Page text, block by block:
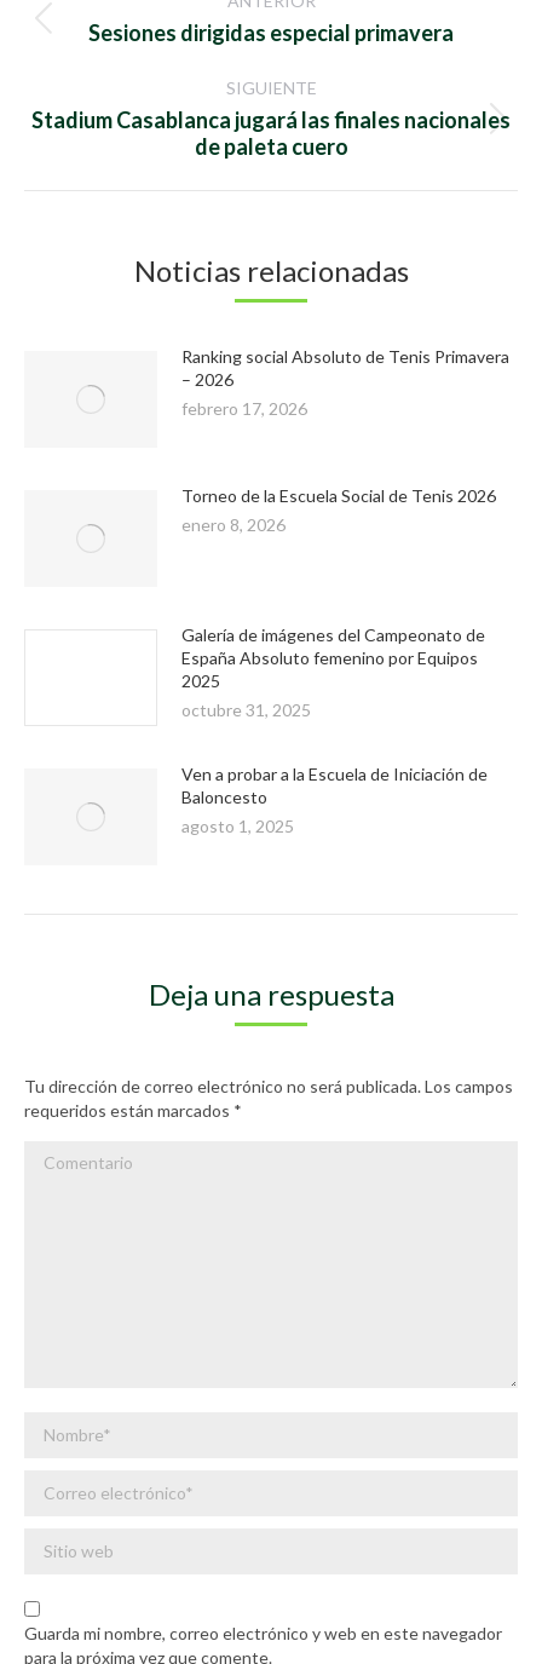
entre
publicaciones
Publicación
anterior:
Sesiones dirigidas especial primavera
SIGUIENTE
Publicación
siguiente:
Stadium Casablanca jugará las finales nacionales
de paleta cuero
Noticias relacionadas
Ranking social Absoluto de Tenis Primavera
– 2026
febrero 17, 2026
Torneo de la Escuela Social de Tenis 2026
enero 8, 2026
Galería de imágenes del Campeonato de
España Absoluto femenino por Equipos
2025
octubre 31, 2025
Ven a probar a la Escuela de Iniciación de
Baloncesto
agosto 1, 2025
Deja una respuesta
Tu dirección de correo electrónico no será publicada. Los campos
requeridos están marcados *
Comentario
Guarda mi nombre, correo electrónico y web en este navegador
para la próxima vez que comente.